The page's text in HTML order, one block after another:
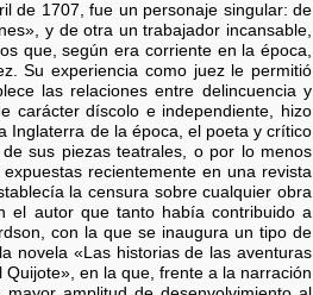
de 1707, fue un personaje singular: de
y de otra un trabajador incansable,
que, según era corriente en la época,
Su experiencia como juez le permitió
las relaciones entre delincuencia y
carácter díscolo e independiente, hizo
Inglaterra de la época, el poeta y crítico
sus piezas teatrales, o por lo menos
recientemente en una revista
la censura sobre cualquier obra
el autor que tanto había contribuido a
con la que se inaugura un tipo de
novela «Las historias de las aventuras
en la que, frente a la narración